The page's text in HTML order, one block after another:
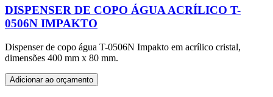
DISPENSER DE COPO ÁGUA ACRÍLICO T-
0506N IMPAKTO
Dispenser de copo água T-0506N Impakto em acrílico cristal,
dimensões 400 mm x 80 mm.
Adicionar ao orçamento